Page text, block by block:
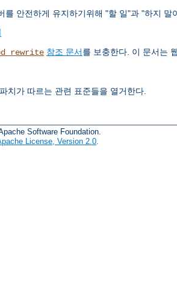
를 안전하게 유지하기위해 "할 일"과 "하지 말
참조 문서를 보충한다. 이 문서는
치가 따르는 관련 표준들을 열거한다.
Software Foundation.
License, Version 2.0